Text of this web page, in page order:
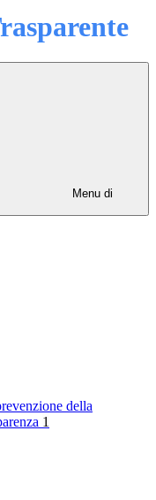
Menu di
della
1